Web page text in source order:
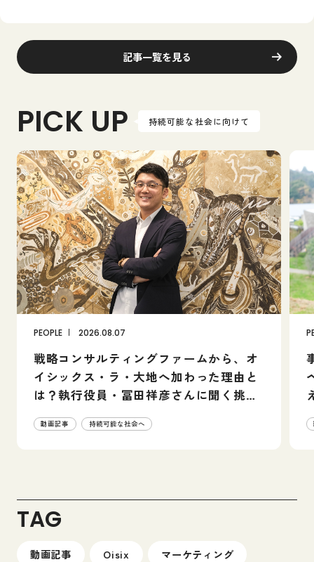
記事一覧を見る
PICK UP 持続可能な社会に向けて
PEOPLE 2026.08.07
戦略コンサルティングファームから、オ
イシックス・ラ・大地へ加わった理由と
は？執行役員・冨田祥彦さんに聞く挑戦
の展望
動画記事 持続可能な社会へ
P
TAG
動画記事 Oisix マーケティング